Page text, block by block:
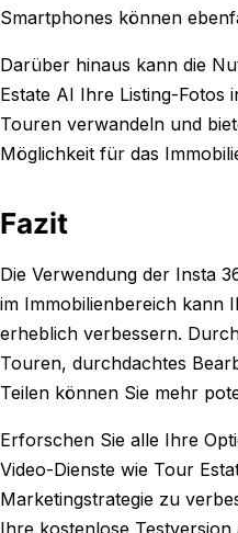
Smartphones können
Darüber hinaus kann die
Estate AI Ihre Listing-Fotos
Touren verwandeln und
Möglichkeit für das
Fazit
Die Verwendung der Insta
im Immobilienbereich kann
erheblich verbessern.
Touren, durchdachtes
Teilen können Sie mehr
Erforschen Sie alle Ihre
Video-Dienste wie Tour
Marketingstrategie zu
Ihre kostenlose